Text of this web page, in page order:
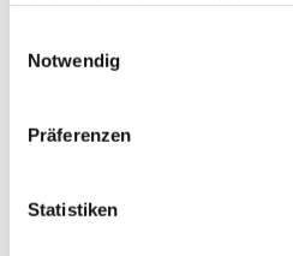
Notwendig
Präferenzen
Statistiken
Dies könnte